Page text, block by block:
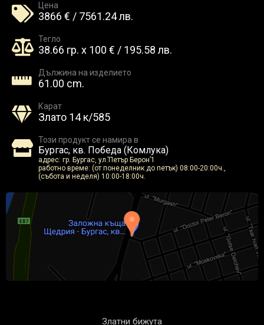
Цена
3866 € / 7561.24 лв.
Тегло
38.66 гр. x 100 € / 195.58 лв.
Дължина на изделието
61.00 cm.
Карат
Злато 14 к/585
Този продукт се намира в
Бургас, кв. Победа (Комлука)
адрес: гр. Бургас, ул.’Петър Берон’1
работно време: (от понеделник до петък) 08:00-20:00ч.,
(събота и неделя) 10:00-18:00ч.
Златни бижута